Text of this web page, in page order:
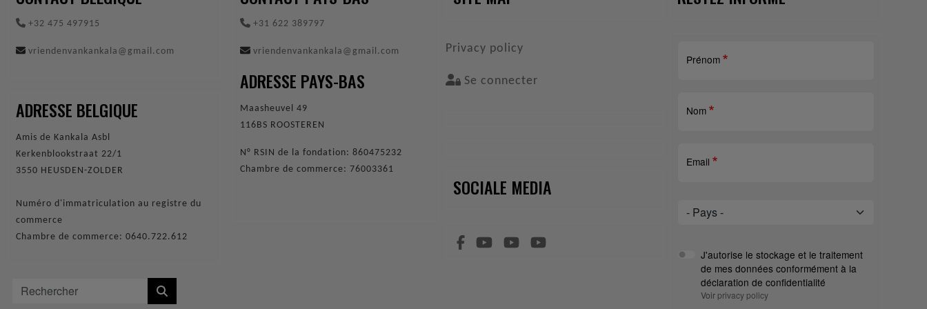
+32 475 497915
vriendenvankankala@gmail.com
ADRESSE BELGIQUE
Amis de Kankala Asbl
Kerkenblookstraat 22/1
3550 HEUSDEN-ZOLDER
Numéro d'immatriculation au registre du
commerce
Chambre de commerce: 0640.722.612
+31 622 389797
vriendenvankankala@gmail.com
ADRESSE PAYS-BAS
Maasheuvel 49
116BS ROOSTEREN
N° RSIN de la fondation: 860475232
Chambre de commerce: 76003361
VOET
Privacy policy
Se connecter
SOCIALE MEDIA
Prénom
Nom
Email
Pays
Pays
J'autorise le stockage et le traitement
de mes données conformément à la
déclaration de confidentialité
Voir privacy policy